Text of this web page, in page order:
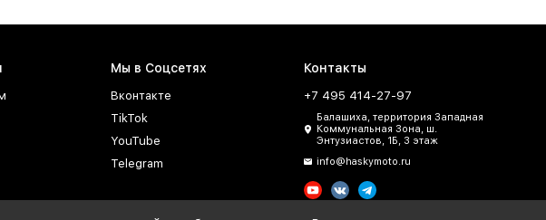
Мы в Соцсетях
Вконтакте
TikTok
YouTube
Telegram
Контакты
+7 495 414-27-97
Балашиха, территория Западная
Коммунальная Зона, ш.
Энтузиастов, 1Б, 3 этаж
info@haskymoto.ru